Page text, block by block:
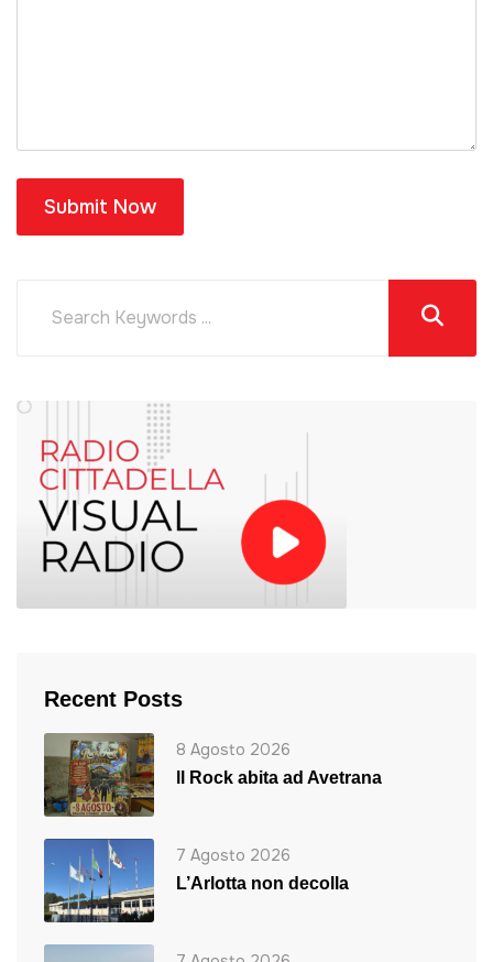
Submit Now
Recent Posts
8 Agosto 2026
ll Rock abita ad Avetrana
7 Agosto 2026
L’Arlotta non decolla